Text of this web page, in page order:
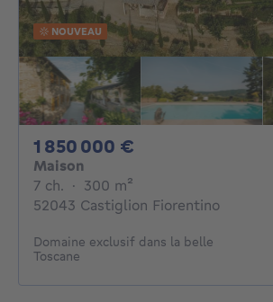
NOUVEAU
1 850 000 €
Maison
7 ch. 7 chambres
· 300 m²
52043 Castiglion Fiorentino
Domaine exclusif dans la belle
Toscane